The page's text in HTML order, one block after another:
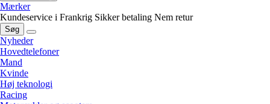
Mærker
Kundeservice i Frankrig Sikker betaling Nem retur
Søg
Nyheder
Hovedtelefoner
Mand
Kvinde
Høj teknologi
Racing